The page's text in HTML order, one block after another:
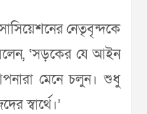
নেতৃবৃন্দকে
‘সড়কের যে আইন
মেনে চলুন। শুধু
স্বার্থে।’